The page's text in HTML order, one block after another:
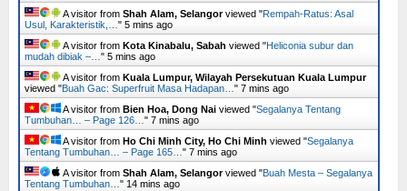
A visitor from Shah Alam, Selangorviewed "Rempah-Ratus: Asal
Usul, Karakteristik,…" 5 mins ago
A visitor from Kota Kinabalu, Sabah viewed "Heliconia subur dan
mudah dibiak –…" 5 mins ago
A visitor from Kuala Lumpur, Wilayah Persekutuan Kuala Lumpur
viewed "Buah Gac: Superfruit Masa Hadapan…" 7 mins ago
A visitor from Bien Hoa, Dong Nai viewed "Segalanya Tentang
Tumbuhan… – Page 126…" 7 mins ago
A visitor from Ho Chi Minh City, Ho Chi Minh viewed "Segalanya
Tentang Tumbuhan… – Page 165…" 7 mins ago
A visitor from Shah Alam, Selangorviewed "Buah Mesta – Segalanya
Tentang Tumbuhan…" 14 mins ago